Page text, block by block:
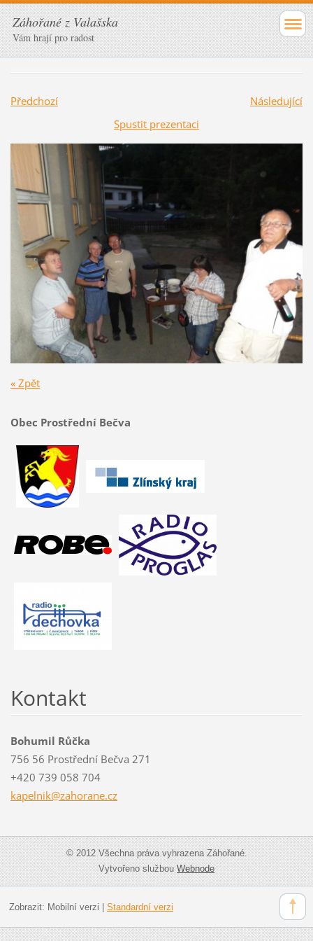
Záhořané z Valašska
Vám hrají pro radost
Předchozí
Následující
Spustit prezentaci
« Zpět
Obec Prostřední Bečva
Kontakt
Bohumil Růčka
756 56 Prostřední Bečva 271
+420 739 058 704
kapelnik@zahorane.cz
© 2012 Všechna práva vyhrazena Záhořané.
Vytvořeno službouWebnode
Zobrazit: Mobilní verzi Standardní verzi